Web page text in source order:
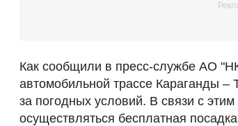
Как сообщили в пресс-службе АО
автомобильной трассе Караганды –
за погодных условий. В связи с
осуществляться бесплатная